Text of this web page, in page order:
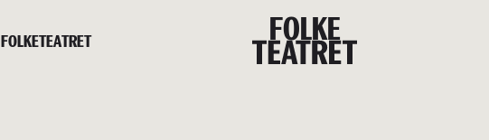
FOLKE
FOLKETEATRET